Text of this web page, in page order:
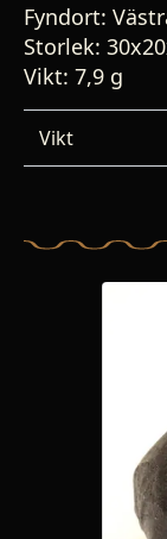
Fyndort:
Storlek:
Vikt: 7,9 g
Vikt